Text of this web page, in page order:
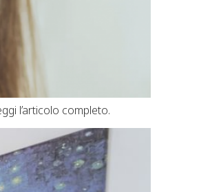
l’articolo completo.